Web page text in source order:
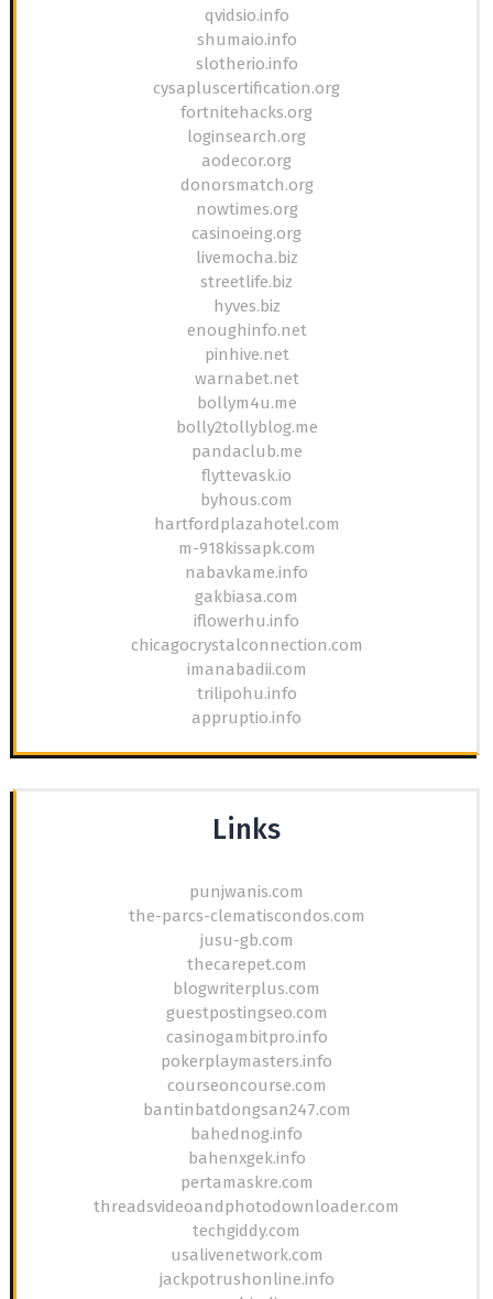
qvidsio.info
shumaio.info
slotherio.info
cysapluscertification.org
fortnitehacks.org
loginsearch.org
aodecor.org
donorsmatch.org
nowtimes.org
casinoeing.org
livemocha.biz
streetlife.biz
hyves.biz
enoughinfo.net
pinhive.net
warnabet.net
bollym4u.me
bolly2tollyblog.me
pandaclub.me
flyttevask.io
byhous.com
hartfordplazahotel.com
m-918kissapk.com
nabavkame.info
gakbiasa.com
iflowerhu.info
chicagocrystalconnection.com
imanabadii.com
trilipohu.info
appruptio.info
Links
punjwanis.com
the-parcs-clematiscondos.com
jusu-gb.com
thecarepet.com
blogwriterplus.com
guestpostingseo.com
casinogambitpro.info
pokerplaymasters.info
courseoncourse.com
bantinbatdongsan247.com
bahednog.info
bahenxgek.info
pertamaskre.com
threadsvideoandphotodownloader.com
techgiddy.com
usalivenetwork.com
jackpotrushonline.info